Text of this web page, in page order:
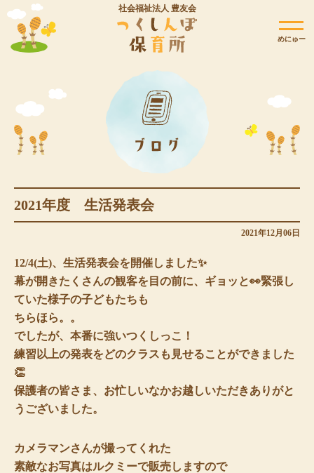
社会福祉法人 豊友会
めにゅー
2021年度 生活発表会
2021年12月06日
12/4(土)、生活発表会を開催しました✨
幕が開きたくさんの観客を目の前に、ギョッと👀緊張し
ていた様子の子どもたちも
ちらほら。。
でしたが、本番に強いつくしっこ！
練習以上の発表をどのクラスも見せることができました
👏
保護者の皆さま、お忙しいなかお越しいただきありがと
うございました。
カメラマンさんが撮ってくれた
素敵なお写真はルクミーで販売しますので